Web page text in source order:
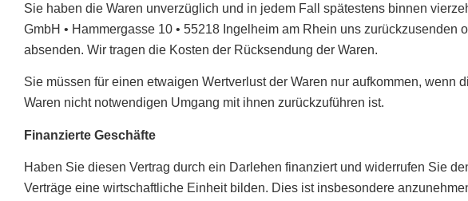
Sie haben die Waren unverzüglich und in jedem Fall spätestens binnen
GmbH • Hammergasse 10 • 55218 Ingelheim am Rhein uns
absenden. Wir tragen die Kosten der Rücksendung der Waren.
Sie müssen für einen etwaigen Wertverlust der Waren nur aufkommen,
Waren nicht notwendigen Umgang mit ihnen zurückzuführen ist.
Finanzierte Geschäfte
Haben Sie diesen Vertrag durch ein Darlehen finanziert und widerrufen Sie
Verträge eine wirtschaftliche Einheit bilden. Dies ist insbesondere